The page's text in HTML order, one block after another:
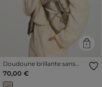
Doudoune brillante sans
manches jaune or femme
70,00 €